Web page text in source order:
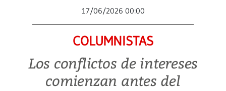
17/06/2026 00:00
COLUMNISTAS
Los conflictos de intereses
comienzan antes del